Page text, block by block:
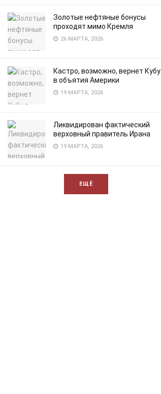
Золотые нефтяные бонусы
проходят мимо Кремля
26 МАРТА, 2026
Кастро, возможно, вернет Кубу
в объятия Америки
19 МАРТА, 2026
Ликвидирован фактический
верховный правитель Ирана
19 МАРТА, 2026
ЕЩЁ